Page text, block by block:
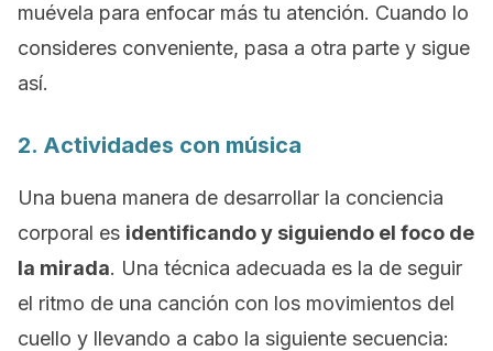
muévela para enfocar más tu atención. Cuando lo
consideres conveniente, pasa a otra parte y sigue
así.
2. Actividades con música
Una buena manera de desarrollar la conciencia
corporal es identificando y siguiendo el foco de
la mirada. Una técnica adecuada es la de seguir
el ritmo de una canción con los movimientos del
cuello y llevando a cabo la siguiente secuencia: